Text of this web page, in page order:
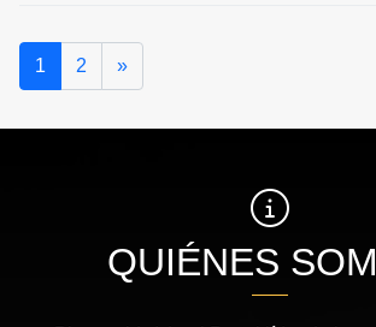
1 2 »Siguiente
QUIÉNES